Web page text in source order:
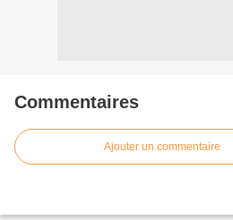
Commentaires
Ajouter un commentaire